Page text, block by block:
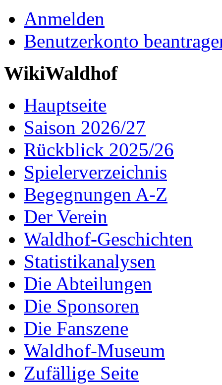
Anmelden
Benutzerkonto
WikiWaldhof
Hauptseite
Saison 2026/27
Rückblick 2025/26
Spielerverzeichnis
Begegnungen A-Z
Der Verein
Waldhof-Geschichten
Statistikanalysen
Die Abteilungen
Die Sponsoren
Die Fanszene
Waldhof-Museum
Zufällige Seite